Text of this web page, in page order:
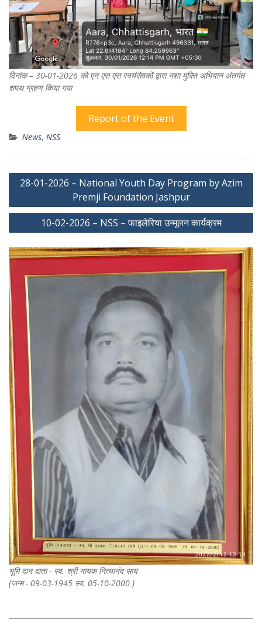
दिनांक – 30-01-2026 को एन एस एस स्वयंसेवकों द्वारा नशा मुक्ति अभियान अंतर्गत
शपथ ग्रहण किया गया
Report of the Event
News, NSS
Post
28-01-2026 – National Youth Day Program by Azim
Premji Foundation Jashpur
10-02-2026 – NSS – फाइलेरिया उन्मूलन कार्यक्रम
भूमि दान दाता - स्व. श्री नायक नित्यानंद साय
(जन्म - 09-03-1945 स्व. 05-10-2000 )